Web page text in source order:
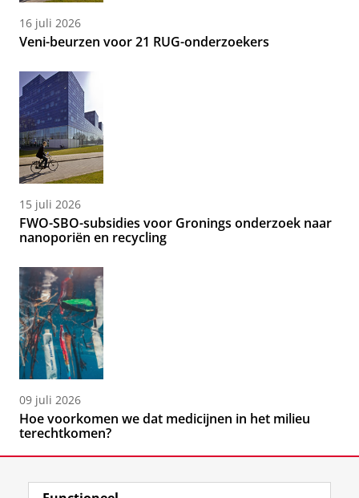
16 juli 2026
Veni-beurzen voor 21 RUG-onderzoekers
15 juli 2026
FWO-SBO-subsidies voor Gronings onderzoek naar
nanoporiën en recycling
09 juli 2026
Hoe voorkomen we dat medicijnen in het milieu
terechtkomen?